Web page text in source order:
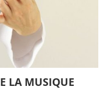
LA MUSIQUE